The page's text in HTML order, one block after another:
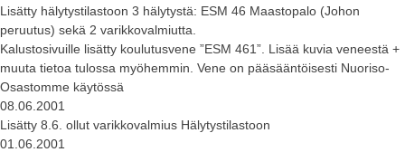
Lisätty hälytystilastoon 3 hälytystä: ESM 46 Maastopalo (Johon
peruutus) sekä 2 varikkovalmiutta.
Kalustosivuille lisätty koulutusvene ”ESM 461”. Lisää kuvia veneestä +
muuta tietoa tulossa myöhemmin. Vene on pääsääntöisesti Nuoriso-
Osastomme käytössä
08.06.2001
Lisätty 8.6. ollut varikkovalmius Hälytystilastoon
01.06.2001